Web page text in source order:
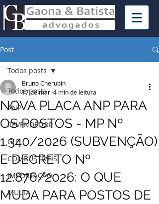
Post
Todos posts
ANP
REVENDEDOR
GLP
COMBUSTÍVEIS
IMPORTAÇÃO
MULTA
Todos posts
NOVA PLACA ANP PARA
OS POSTOS - MP Nº
1.340/2026 (SUBVENÇÃO)
E DECRETO Nº
12.876/2026: O QUE
MUDA PARA POSTOS DE
Bruno Cherubin
17 de mar.4 min de leitura